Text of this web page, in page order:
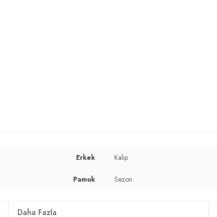
/ Basen : 96 cm / Beden : L
Erkek Kalıp
Pamuk Sezon
Daha Fazla